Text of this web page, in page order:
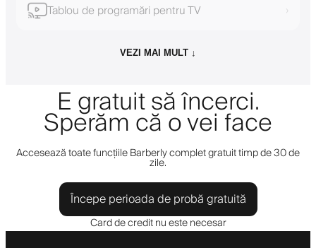
Tablou de programări pentru TV ›
VEZI MAI MULT ↓
E gratuit să încerci.
Sperăm că o vei face
Accesează toate funcțiile Barberly complet gratuit timp de 30 de
zile.
Începe perioada de probă gratuită
Card de credit nu este necesar